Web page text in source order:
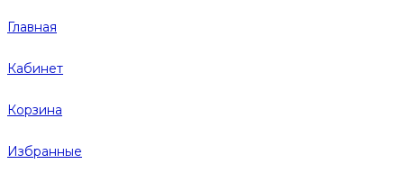
Главная
Кабинет
Корзина
Избранные